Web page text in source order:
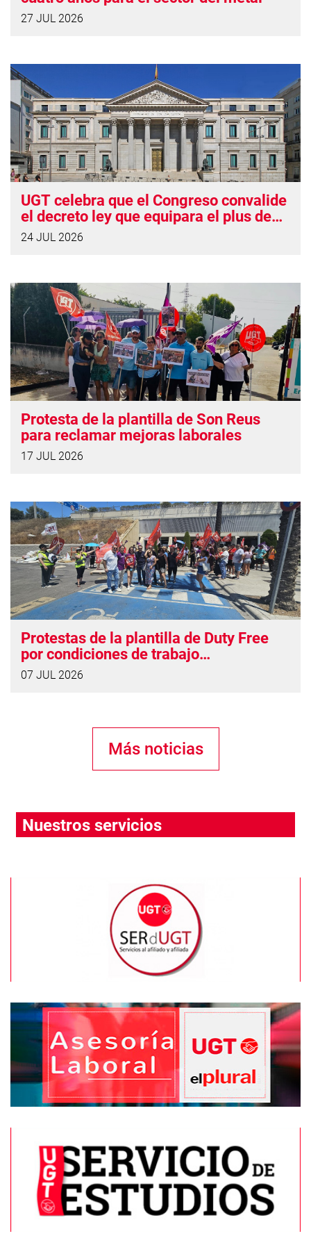
27 JUL 2026
UGT celebra que el Congreso convalide
el decreto ley que equipara el plus de
insularidad con Canarias
24 JUL 2026
Protesta de la plantilla de Son Reus
para reclamar mejoras laborales
17 JUL 2026
Protestas de la plantilla de Duty Free
por condiciones de trabajo
“vergonzosas”
07 JUL 2026
Más noticias
Nuestros servicios